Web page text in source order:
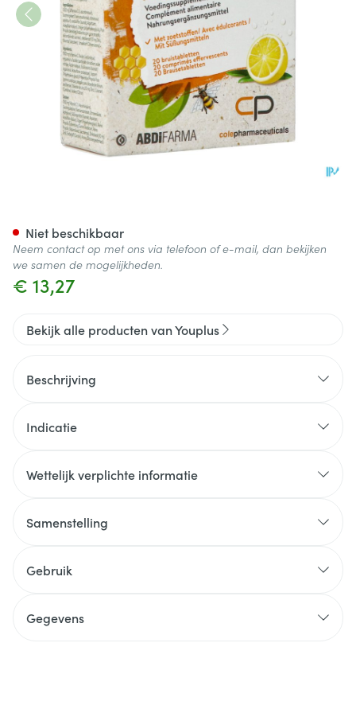
€ 13,27
Niet beschikbaar
Neem contact op met ons via telefoon of e-mail, dan bekijken
we samen de mogelijkheden.
Bekijk alle producten van Youplus
Beschrijving
Indicatie
Wettelijk verplichte informatie
Samenstelling
Gebruik
Gegevens